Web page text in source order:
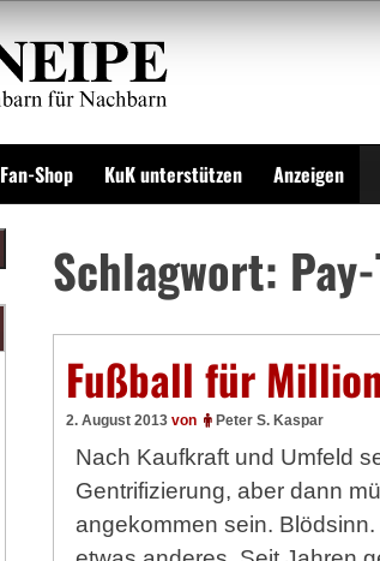
Fan-Shop KuK unterstützen Anzeigen
Schlagwort:
Fußball für
2. August 2013 von Peter S. Kaspar
Nach Kaufkraft und Umfeld
Gentrifizierung, aber dann
angekommen sein.